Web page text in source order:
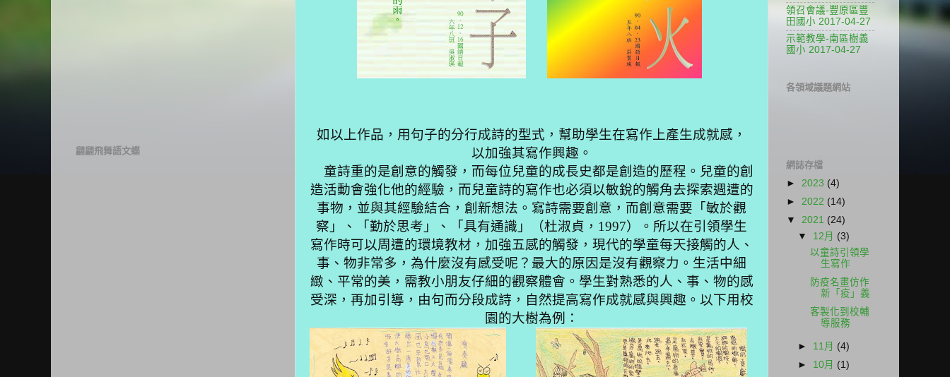
如以上作品，用句子的分行成詩的型式，幫助學生在寫作上產生成就感，
以加強其寫作興趣。
童詩重的是創意的觸發，而每位兒童的成長史都是創造的歷程。兒童的創
造活動會強化他的經驗，而兒童詩的寫作也必須以敏銳的觸角去探索週遭的
事物，並與其經驗結合，創新想法。寫詩需要創意，而創意需要「敏於觀
察」、「勤於思考」、「具有通識」（杜淑貞， 1997）。所以在引領學生
寫作時可以周遭的環境教材，加強五感的觸發，現代的學童每天接觸的人、
事、物非常多，為什麼沒有感受呢？最大的原因是沒有觀察力。生活中細
緻、平常的美，需教小朋友仔細的觀察體會。學生對熟悉的人、事、物的感
受深，再加引導，由句而分段成詩，自然提高寫作成就感與興趣。以下用校
園的大樹為例：
翩翩飛舞語文蝶
領召會議-豐原區豐
田國小 2017-04-27
示範教學-南區樹義
國小 2017-04-27
各領域議題網站
網誌存檔
► 2023 (4)
► 2022 (14)
▼ 2021 (24)
▼ 12月 (3)
以童詩引領學
生寫作
防疫名畫仿作
新「疫」義
客製化到校輔
導服務
► 11月 (4)
► 10月 (1)